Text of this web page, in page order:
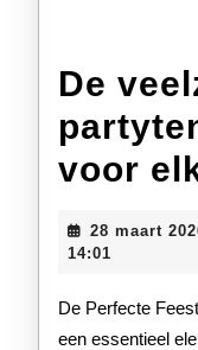
De
voor
28 maart
14:01
De Perfecte Feesttent: Partytent 3×6 Een feesttent is
een essentieel